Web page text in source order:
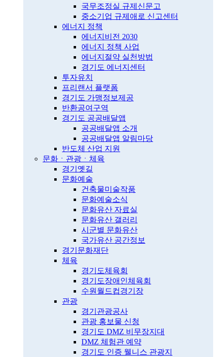
국무조정실 규제신문고
중소기업 규제애로 신고센터
에너지 정책
에너지비전 2030
에너지 정책 사업
에너지절약 실천방법
경기도 에너지센터
투자유치
프리랜서 플랫폼
경기도 가맹정보제공
반환공여구역
경기도 공공배달앱
공공배달앱 소개
공공배달앱 알림마당
반도체 산업 지원
문화ㆍ관광ㆍ체육
경기옛길
문화예술
건축물미술작품
문화예술소식
문화유산 자료실
문화유산 갤러리
시군별 문화유산
국가유산 공간정보
경기문화재단
체육
경기도체육회
경기도장애인체육회
수원월드컵경기장
관광
경기관광공사
관광 홍보물 신청
경기도 DMZ 비무장지대
DMZ 체험관 예약
경기도 인증 웰니스 관광지